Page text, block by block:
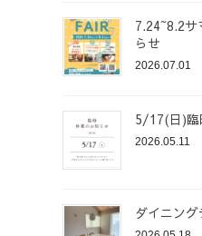
7.24~8.2サ
らせ
2026.07.01
5/17(日)臨
2026.05.11
ダイニン